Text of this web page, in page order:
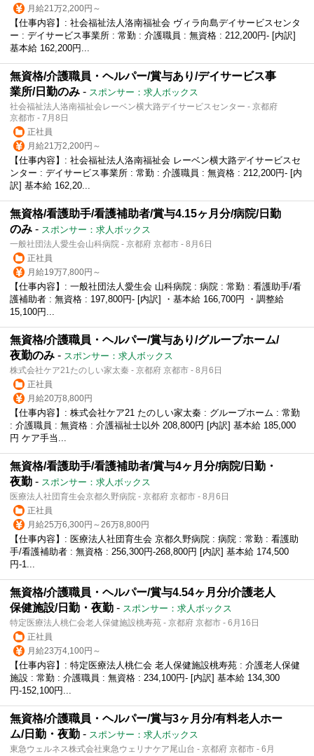
月給21万2,200円～
【仕事内容】: 社会福祉法人洛南福祉会 ヴィラ向島デイサービスセンタ
ー : デイサービス事業所 : 常勤 : 介護職員 : 無資格 : 212,200円- [内訳]
基本給 162,200円...
無資格/介護職員・ヘルパー/賞与あり/デイサービス事
業所/日勤のみ - スポンサー：求人ボックス
社会福祉法人洛南福祉会レーベン横大路デイサービスセンター - 京都府
京都市 - 7月8日
正社員
月給21万2,200円～
【仕事内容】: 社会福祉法人洛南福祉会 レーベン横大路デイサービスセ
ンター : デイサービス事業所 : 常勤 : 介護職員 : 無資格 : 212,200円- [内
訳] 基本給 162,20...
無資格/看護助手/看護補助者/賞与4.15ヶ月分/病院/日勤
のみ - スポンサー：求人ボックス
一般社団法人愛生会山科病院 - 京都府 京都市 - 8月6日
正社員
月給19万7,800円～
【仕事内容】: 一般社団法人愛生会 山科病院 : 病院 : 常勤 : 看護助手/看
護補助者 : 無資格 : 197,800円- [内訳] ・基本給 166,700円 ・調整給
15,100円...
無資格/介護職員・ヘルパー/賞与あり/グループホーム/
夜勤のみ - スポンサー：求人ボックス
株式会社ケア21たのしい家太秦 - 京都府 京都市 - 8月6日
正社員
月給20万8,800円
【仕事内容】: 株式会社ケア21 たのしい家太秦 : グループホーム : 常勤
: 介護職員 : 無資格 : 介護福祉士以外 208,800円 [内訳] 基本給 185,000
円 ケア手当...
無資格/看護助手/看護補助者/賞与4ヶ月分/病院/日勤・
夜勤 - スポンサー：求人ボックス
医療法人社団育生会京都久野病院 - 京都府 京都市 - 8月6日
正社員
月給25万6,300円～26万8,800円
【仕事内容】: 医療法人社団育生会 京都久野病院 : 病院 : 常勤 : 看護助
手/看護補助者 : 無資格 : 256,300円-268,800円 [内訳] 基本給 174,500
円-1...
無資格/介護職員・ヘルパー/賞与4.54ヶ月分/介護老人
保健施設/日勤・夜勤 - スポンサー：求人ボックス
特定医療法人桃仁会老人保健施設桃寿苑 - 京都府 京都市 - 6月16日
正社員
月給23万4,100円～
【仕事内容】: 特定医療法人桃仁会 老人保健施設桃寿苑 : 介護老人保健
施設 : 常勤 : 介護職員 : 無資格 : 234,100円- [内訳] 基本給 134,300
円-152,100円...
無資格/介護職員・ヘルパー/賞与3ヶ月分/有料老人ホー
ム/日勤・夜勤 - スポンサー：求人ボックス
東急ウェルネス株式会社東急ウェリナケア尾山台 - 京都府 京都市 - 6月